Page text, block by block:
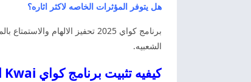
هل يتوفر المؤثرات الخاصه لاكثر اثاره؟
برنامج كواي 2025 تحفيز
الشعبيه.
كيفيه تثبيت برنامج كواي Kwai اخر اصدار كواي